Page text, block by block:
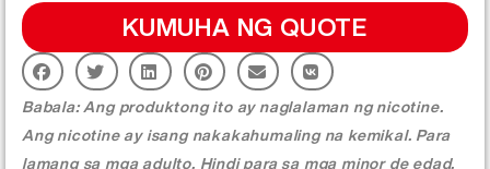
KUMUHA NG QUOTE
Babala: Ang produktong ito ay naglalaman ng nicotine.
Ang nicotine ay isang nakakahumaling na kemikal. Para
lamang sa mga adulto. Hindi para sa mga minor de edad.